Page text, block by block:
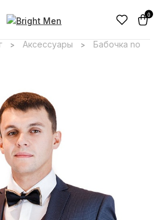
0
> Аксессуары >
Бабочка no